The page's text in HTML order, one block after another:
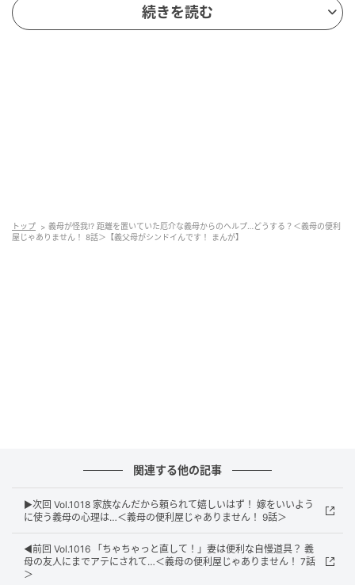
ウーマンエキサイト
続きを読む
トップ
義母が怪我!? 距離を置いていた厄介な義母からのヘルプ…どうする？＜義母の便利
屋じゃありません！ 8話＞【義父母がシンドイんです！ まんが】
関連する他の記事
▶︎次回 Vol.1018 家族なんだから頼られて嬉しいはず！ 嫁をいいよう
に使う義母の心理は…＜義母の便利屋じゃありません！ 9話＞
◀︎前回 Vol.1016 「ちゃちゃっと直して！」妻は便利な自慢道具？ 義
母の友人にまでアテにされて…＜義母の便利屋じゃありません！ 7話
＞